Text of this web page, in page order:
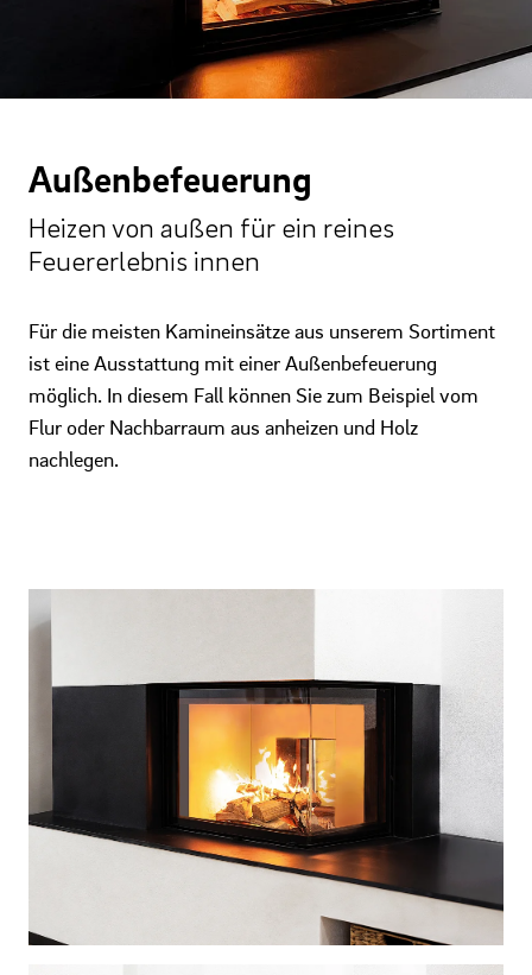
Außenbefeuerung
Heizen von außen für ein reines
Feuererlebnis innen
Für die meisten Kamineinsätze aus unserem Sortiment
ist eine Ausstattung mit einer Außenbefeuerung
möglich. In diesem Fall können Sie zum Beispiel vom
Flur oder Nachbarraum aus anheizen und Holz
nachlegen.